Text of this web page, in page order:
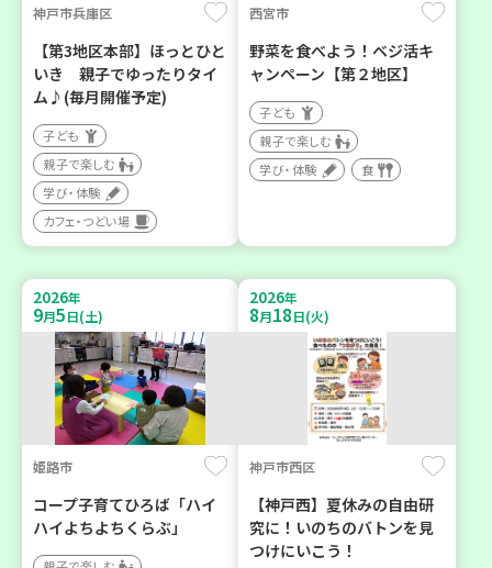
神戸市兵庫区
【第3地区本部】ほっとひと
いき 親子でゆったりタイ
ム♪(毎月開催予定)
子ども
親子で楽しむ
学び・体験
カフェ・つどい場
西宮市
野菜を食べよう！ベジ活キ
ャンペーン【第２地区】
子ども
親子で楽しむ
学び・体験
食
2026年
9月5日(土)
姫路市
コープ子育てひろば「ハイ
ハイよちよちくらぶ」
2026年
8月18日(火)
神戸市西区
【神戸西】夏休みの自由研
究に！いのちのバトンを見
つけにいこう！